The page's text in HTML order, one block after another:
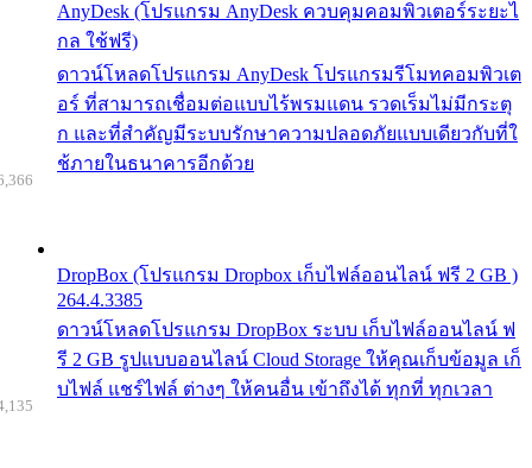
AnyDesk (โปรแกรม AnyDesk ควบคุมคอมพิวเตอร์ระยะไ
กล ใช้ฟรี)
ดาวน์โหลดโปรแกรม AnyDesk โปรแกรมรีโมทคอมพิวเต
อร์ ที่สามารถเชื่อมต่อแบบไร้พรมแดน รวดเร็มไม่มีกระตุ
ก และที่สำคัญมีระบบรักษาความปลอดภัยแบบเดียวกับที่ใ
ช้ภายในธนาคารอีกด้วย
DropBox (โปรแกรม Dropbox เก็บไฟล์ออนไลน์ ฟรี 2 GB )
264.4.3385
ดาวน์โหลดโปรแกรม DropBox ระบบ เก็บไฟล์ออนไลน์ ฟ
รี 2 GB รูปแบบออนไลน์ Cloud Storage ให้คุณเก็บข้อมูล เก็
บไฟล์ แชร์ไฟล์ ต่างๆ ให้คนอื่น เข้าถึงได้ ทุกที่ ทุกเวลา